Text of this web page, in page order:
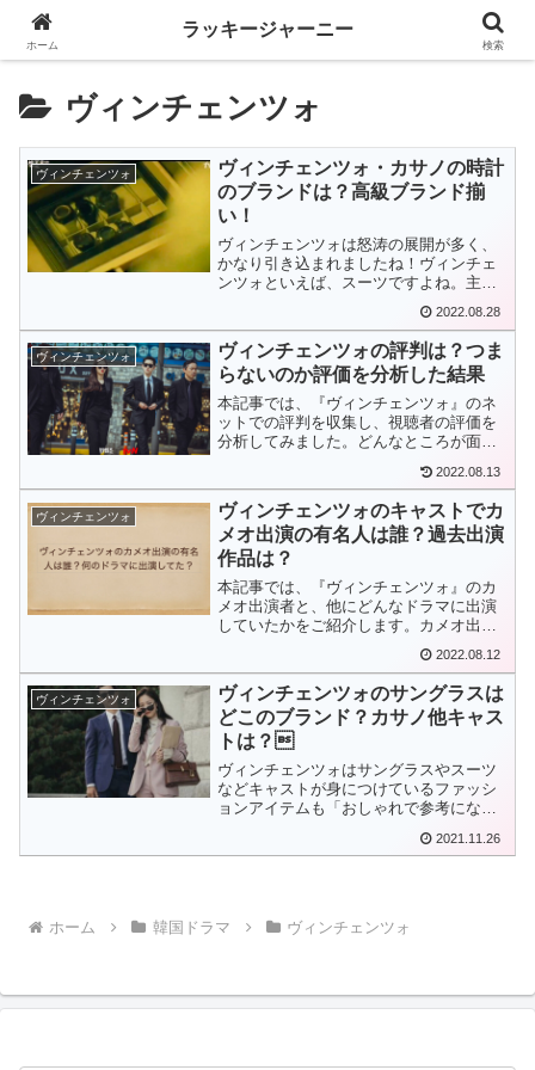
ヴィンチェンツォ
ヴィンチェンツォ
ヴィンチェンツォ・カサノの時計
のブランドは？高級ブランド揃
い！
ヴィンチェンツォは怒涛の展開が多く、
かなり引き込まれましたね！ヴィンチェ
ンツォといえば、スーツですよね。主演
のソン・ジュンギはほとんどスーツを着
ていました。>>ソン・ジュンギのスーツ
のブランドはこちらそのスーツと共に出
てくるのが時計。かなり...
2022.08.28
ヴィンチェンツォ
ヴィンチェンツォの評判は？つま
らないのか評価を分析した結果
本記事では、『ヴィンチェンツォ』のネ
ットでの評判を収集し、視聴者の評価を
分析してみました。どんなところが面白
いのかネットでの評判をお伝えします。
2022.08.13
ヴィンチェンツォ
ヴィンチェンツォのキャストでカ
メオ出演の有名人は誰？過去出演
作品は？
本記事では、『ヴィンチェンツォ』のカ
メオ出演者と、他にどんなドラマに出演
していたかをご紹介します。カメオ出演
する俳優やタレントなどを知ることで、
ドラマ『ヴィンチェンツォ』を、また違
った見方で楽しめると思いますよ！
2022.08.12
ヴィンチェンツォ
ヴィンチェンツォのサングラスは
どこのブランド？カサノ他キャス
トは？
ヴィンチェンツォはサングラスやスーツ
などキャストが身につけているファッシ
ョンアイテムも「おしゃれで参考にな
は、注意度が高いドラマの中でヴィンツ
2021.11.26
ホーム 韓国ドラマ ヴィンチェンツォ
ホーム
ラッキージャーニー
検索